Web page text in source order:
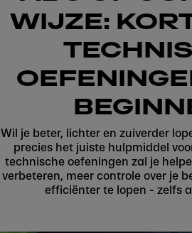
WIJZE:
Wil je beter, lichter en zuiverder
precies het juiste hulpmiddel
technische oefeningen zal je
verbeteren, meer controle over je
efficiënter te lopen - zelfs